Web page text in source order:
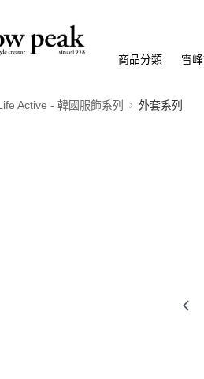
商品分類 雪
Active - 韓國服飾系列 外套系列